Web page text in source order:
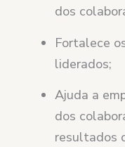
dos
Fortalece
liderados;
Ajuda a
dos
resultados